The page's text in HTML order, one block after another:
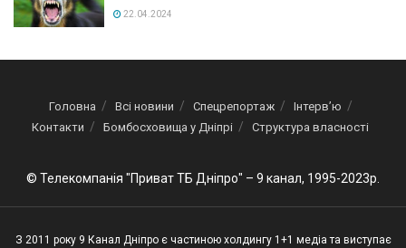
22.04.2024
Головна Всі новини Спецрепортаж
Інтерв’ю
Контакти
Бомбосховища у Дніпрі Структура власності
© Телекомпанія "Приват ТБ Дніпро" – 9 канал, 1995-2023р.
З 2011 року 9 Канал Дніпро є частиною холдингу 1+1 медіа та виступає